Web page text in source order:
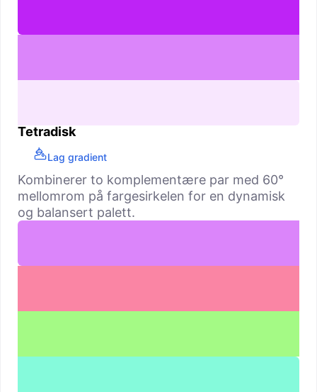
Tetradisk
Lag gradient
Kombinerer to komplementære par med 60°
mellomrom på fargesirkelen for en dynamisk
og balansert palett.